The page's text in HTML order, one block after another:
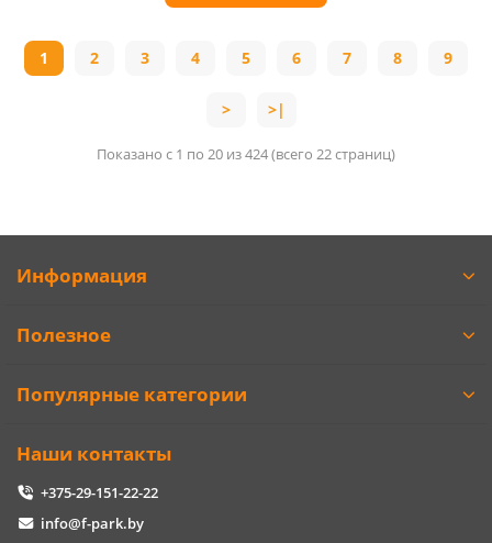
1 2 3 4 5 6 7 8 9
> >|
Показано с 1 по 20 из 424 (всего 22 страниц)
Информация
Полезное
Популярные категории
Наши контакты
+375-29-151-22-22
info@f-park.by